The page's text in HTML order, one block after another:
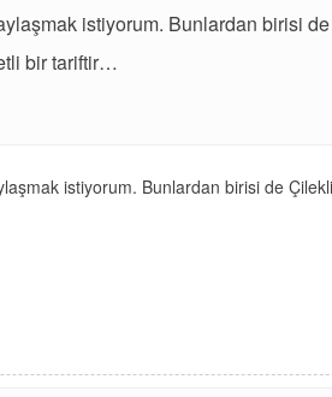
istiyorum. Bunlardan birisi
bir tariftir…
istiyorum. Bunlardan birisi de